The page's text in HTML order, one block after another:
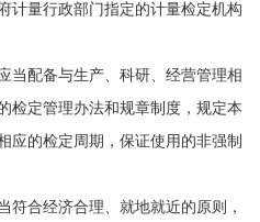
计量行政部门指定的计量检定机构
配备与生产、科研、经营管理相
检定管理办法和规章制度，规定本
应的检定周期，保证使用的非强制
经济合理、就地就近的原则，